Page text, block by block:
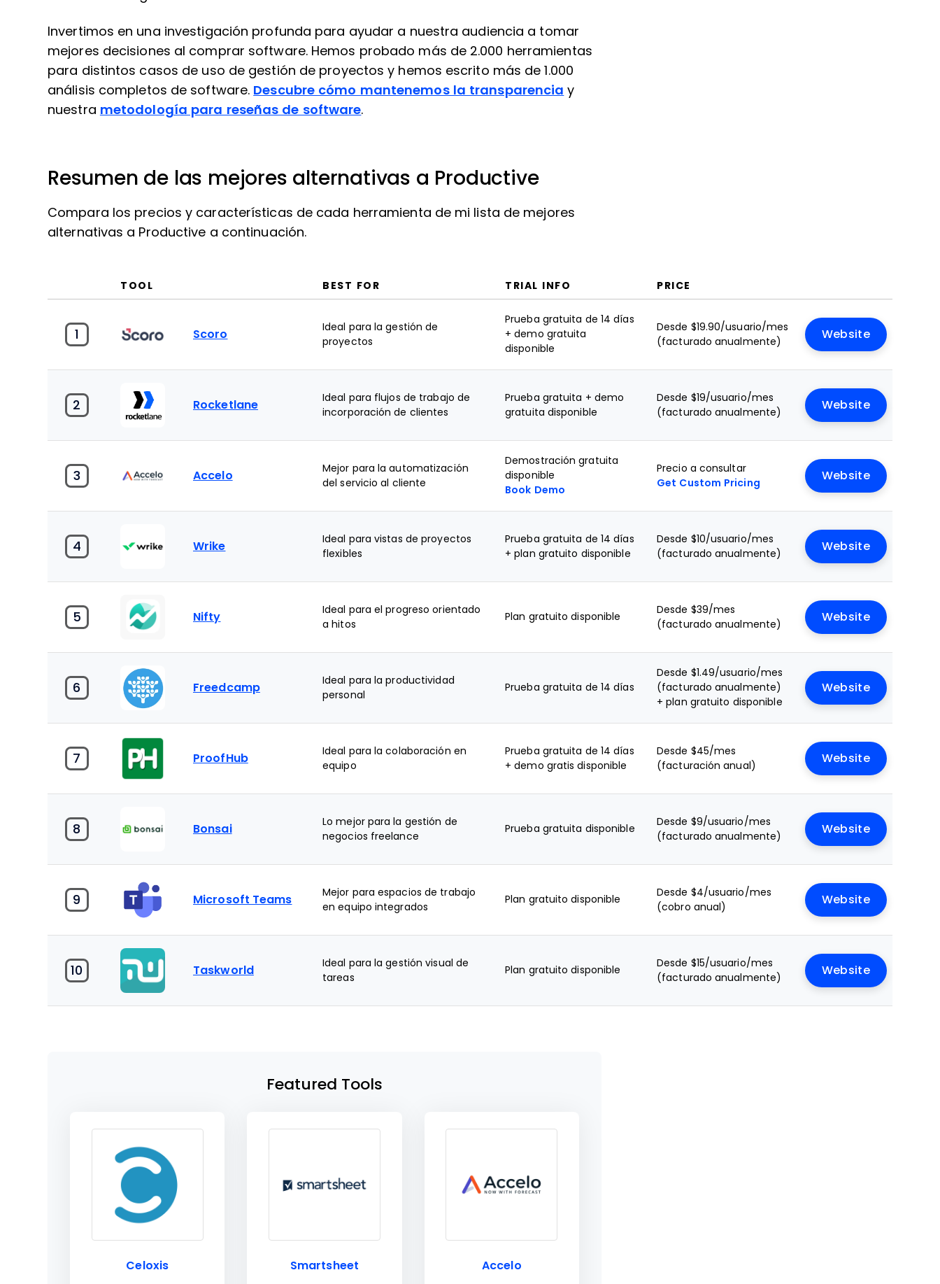
Invertimos en una investigación profunda para ayudar a nuestra audiencia a tomar
mejores decisiones al comprar software. Hemos probado más de 2.000 herramientas
para distintos casos de uso de gestión de proyectos y hemos escrito más de 1.000
análisis completos de software. Descubre cómo mantenemos la transparencia y
nuestra metodología para reseñas de software.
Resumen de las mejores alternativas a Productive
Compara los precios y características de cada herramienta de mi lista de mejores
alternativas a Productive a continuación.
TOOL BEST FOR TRIAL INFO PRICE
1 Scoro
Ideal para la gestión de
proyectos
Prueba gratuita de 14 días
+ demo gratuita
disponible
Desde $19.90/usuario/mes
(facturado anualmente)
Website
2 Rocketlane
Ideal para flujos de trabajo de
incorporación de clientes
Prueba gratuita + demo
gratuita disponible
Desde $19/usuario/mes
(facturado anualmente)
Website
3 Accelo
Mejor para la automatización
del servicio al cliente
Demostración gratuita
disponible
Book Demo
Precio a consultar
Get Custom Pricing
Website
4 Wrike
Ideal para vistas de proyectos
flexibles
Prueba gratuita de 14 días
+ plan gratuito disponible
Desde $10/usuario/mes
(facturado anualmente)
Website
5 Nifty
Ideal para el progreso orientado
a hitos
Plan gratuito disponible
Desde $39/mes
(facturado anualmente)
Website
6 Freedcamp
Ideal para la productividad
personal
Prueba gratuita de 14 días
Desde $1.49/usuario/mes
(facturado anualmente)
+ plan gratuito disponible
Website
7 ProofHub
Ideal para la colaboración en
equipo
Prueba gratuita de 14 días
+ demo gratis disponible
Desde $45/mes
(facturación anual)
Website
8 Bonsai
Lo mejor para la gestión de
negocios freelance
Prueba gratuita disponible
Desde $9/usuario/mes
(facturado anualmente)
Website
9 Microsoft Teams
Mejor para espacios de trabajo
en equipo integrados
Plan gratuito disponible
Desde $4/usuario/mes
(cobro anual)
Website
10 Taskworld
Ideal para la gestión visual de
tareas
Plan gratuito disponible
Desde $15/usuario/mes
(facturado anualmente)
Website
Featured Tools
Celoxis Smartsheet Accelo